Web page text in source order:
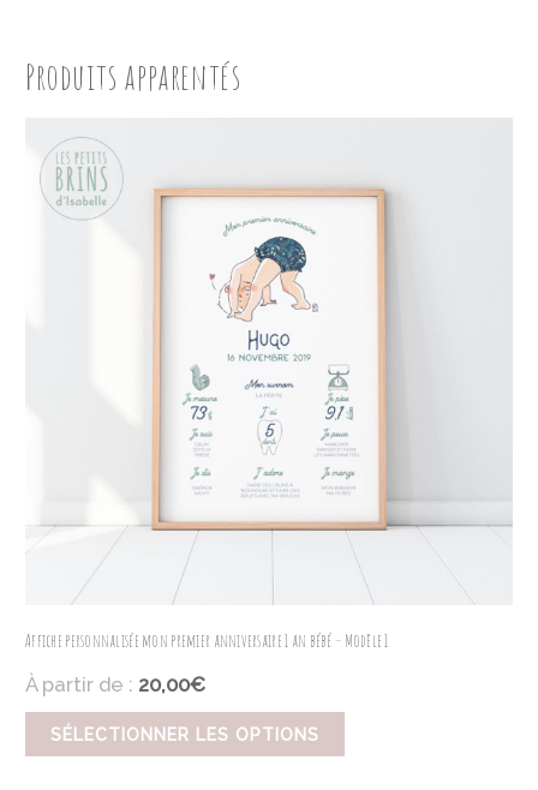
Produits apparentés
Affiche personnalisée mon premier anniversaire 1 an bébé – Modèle 1
À partir de : 20,00€
SÉLECTIONNER LES OPTIONS